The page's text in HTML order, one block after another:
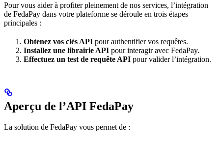
Pour vous aider à profiter pleinement de nos services, l’intégration
de FedaPay dans votre plateforme se déroule en trois étapes
principales :
Obtenez vos clés API pour authentifier vos requêtes.
Installez une librairie API pour interagir avec FedaPay.
Effectuez un test de requête API pour valider l’intégration.
Aperçu de l’API FedaPay
La solution de FedaPay vous permet de :